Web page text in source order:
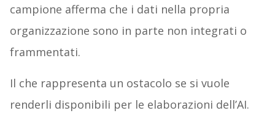
campione afferma che i dati nella propria
organizzazione sono in parte non integrati o
frammentati.
Il che rappresenta un ostacolo se si vuole
renderli disponibili per le elaborazioni dell’AI.